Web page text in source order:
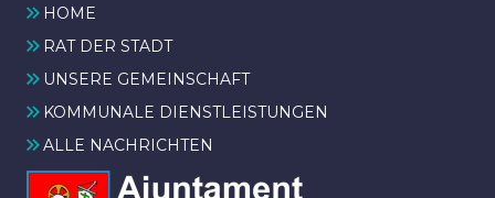
HOME
RAT DER STADT
UNSERE GEMEINSCHAFT
KOMMUNALE DIENSTLEISTUNGEN
ALLE NACHRICHTEN